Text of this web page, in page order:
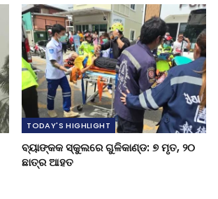
TODAY'S HIGHLIGHT
ବ୍ୟାଙ୍କକ ସ୍କୁଲରେ ଗୁଳିକାଣ୍ଡ: ୭ ମୃତ, ୨୦
ଛାତ୍ର ଆହତ